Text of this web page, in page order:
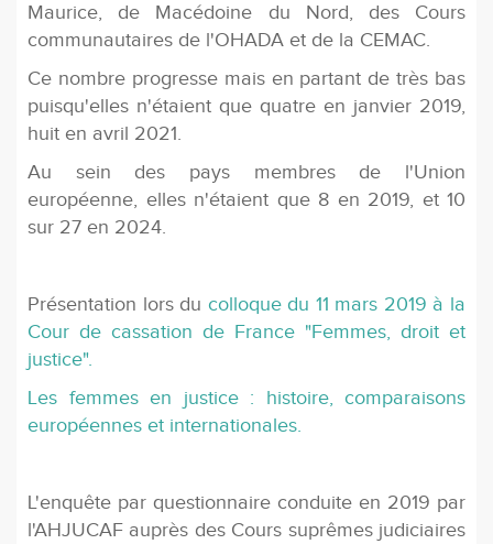
Maurice, de Macédoine du Nord, des Cours
communautaires de l'OHADA et de la CEMAC.
Ce nombre progresse mais en partant de très bas
puisqu'elles n'étaient que quatre en janvier 2019,
huit en avril 2021.
Au sein des pays membres de l'Union
européenne, elles n'étaient que 8 en 2019, et 10
sur 27 en 2024.
Présentation lors du colloque du 11 mars 2019 à la
Cour de cassation de France "Femmes, droit et
justice".
Les femmes en justice : histoire, comparaisons
européennes et internationales.
L'enquête par questionnaire conduite en 2019 par
l'AHJUCAF auprès des Cours suprêmes judiciaires